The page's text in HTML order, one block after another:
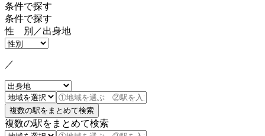
条件で探す
条件で探す
性 別／出身地
／
複数の駅をまとめて検索